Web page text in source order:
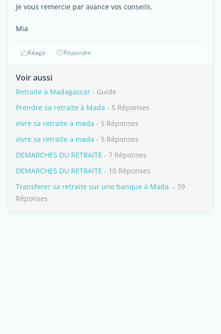
Je vous remercie par avance vos conseils.
Mia
Réagir Répondre
Voir aussi
Retraite à Madagascar - Guide
Prendre sa retraite à Mada - 5 Réponses
vivre sa retraite a mada - 5 Réponses
vivre sa retraite a mada - 5 Réponses
DEMARCHES DU RETRAITE - 7 Réponses
DEMARCHES DU RETRAITE - 10 Réponses
Transferer sa retraite sur une banque à Mada. - 39
Réponses